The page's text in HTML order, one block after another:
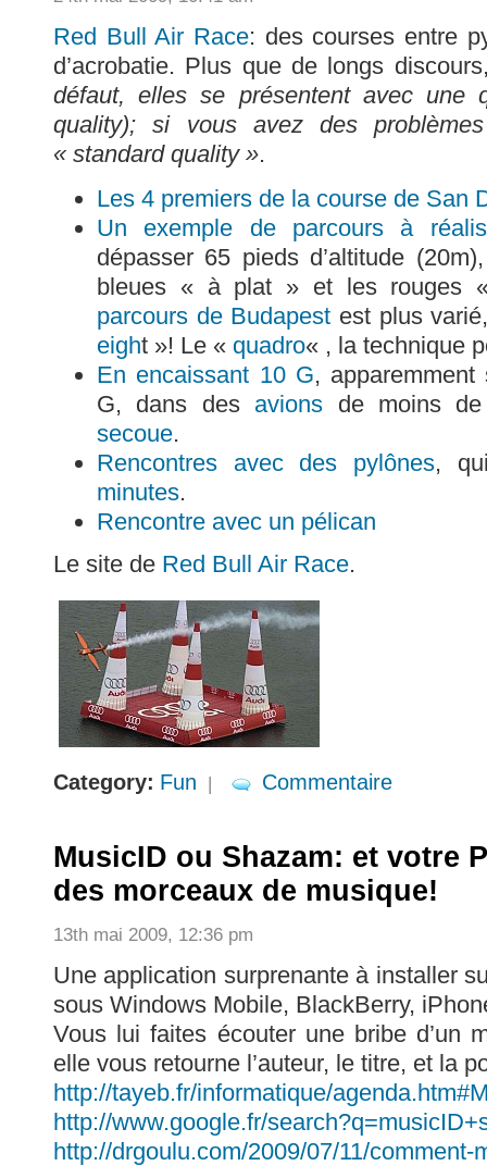
Red Bull Air Race: des courses entre
d’acrobatie. Plus que de longs
défaut, elles se présentent avec une
quality); si vous avez des
« standard quality ».
Les 4 premiers de la course de San
Un exemple de parcours à
dépasser 65 pieds d’altitude
bleues « à plat » et les rouges
parcours de Budapest est plus
eight »! Le « quadro« , la technique
En encaissant 10 G,
G, dans des avions de moins
secoue.
Rencontres avec des pylônes,
minutes.
Rencontre avec un pélican
Le site de Red Bull Air Race.
Category: Fun | Commentaire
MusicID ou Shazam: et votre
des morceaux de musique!
13th mai 2009, 12:36 pm
Une application surprenante à installer
sous Windows Mobile, BlackBerry,
Vous lui faites écouter une bribe d’un
elle vous retourne l’auteur, le titre, et la
http://tayeb.fr/informatique/
http://www.google.fr/
http://drgoulu.com/2009/07/11/comment-